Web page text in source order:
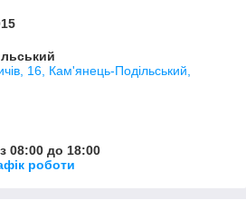
16, Кам'янець-Подільський,
08:00 до 18:00
роботи